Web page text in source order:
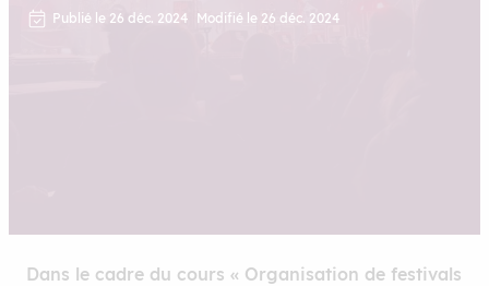
Publié le 26 déc. 2024 Modifié le 26 déc. 2024
Dans le cadre du cours « Organisation de festivals